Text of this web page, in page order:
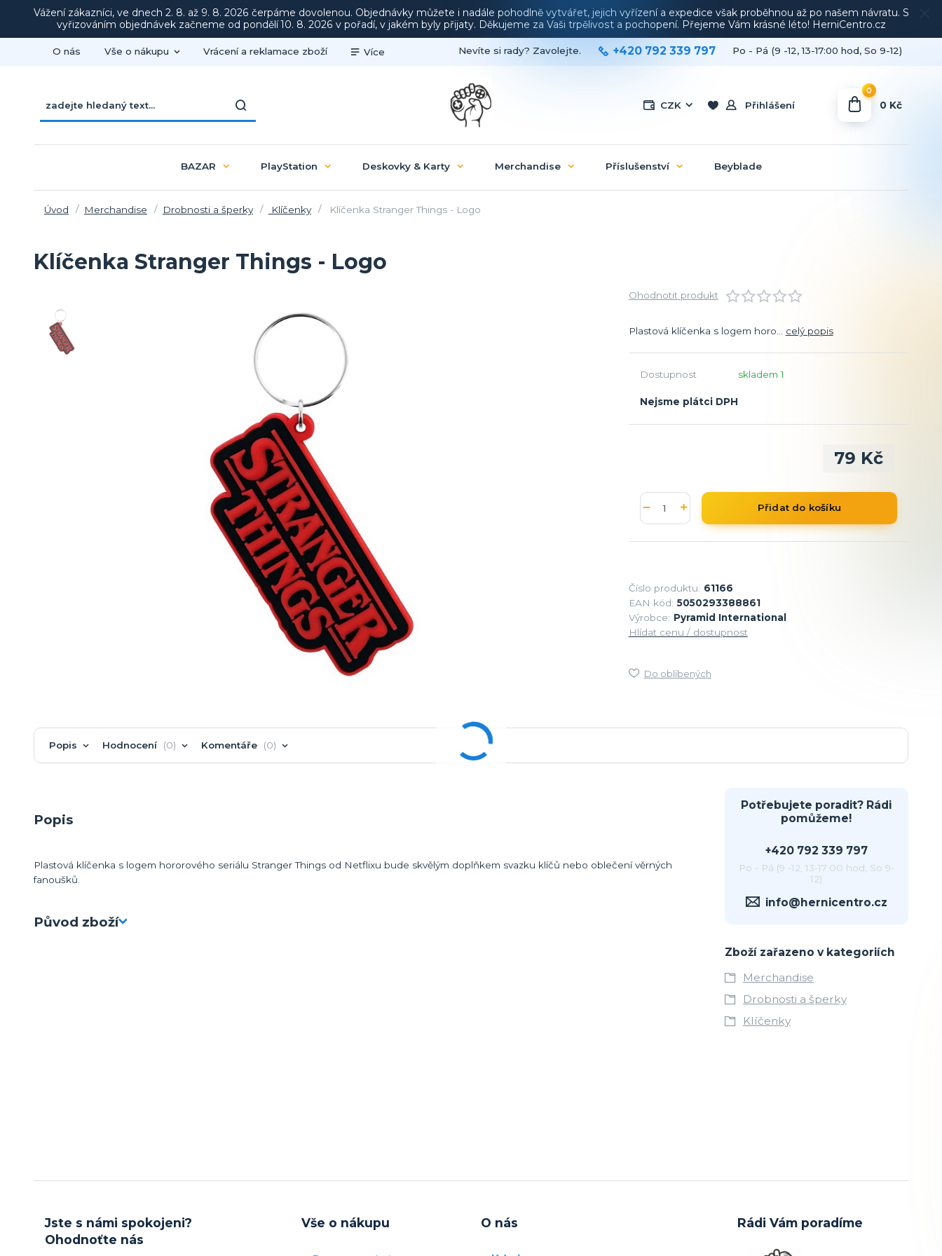
Vážení zákazníci, ve dnech 2. 8. až 9. 8. 2026 čerpáme dovolenou. Objednávky můžete i nadále pohodlně vytvářet, jejich vyřízení a expedice však proběhnou až po našem návratu. S
vyřizováním objednávek začneme od pondělí 10. 8. 2026 v pořadí, v jakém byly přijaty. Děkujeme za Vaši trpělivost a pochopení. Přejeme Vám krásné léto! HerniCentro.cz
O nás Vše o nákupu Vrácení a reklamace zboží Více
CZK Přihlášení
Nevíte si rady? Zavolejte. +420 792 339 797 Po - Pá (9 -12, 13-17:00 hod, So 9-12)
0
0 Kč
BAZAR PlayStation Deskovky & Karty Merchandise Příslušenství Beyblade
Úvod Merchandise Drobnosti a šperky Klíčenky Klíčenka Stranger Things - Logo
Klíčenka Stranger Things - Logo
Ohodnotit produkt
Plastová klíčenka s logem horo... celý popis
Dostupnost skladem 1
Nejsme plátci DPH
79 Kč
Přidat do košíku
Číslo produktu: 61166
EAN kód: 5050293388861
Výrobce: Pyramid International
Hlídat cenu / dostupnost
Do oblíbených
Popis Hodnocení 0 Komentáře 0
Popis
Plastová klíčenka s logem hororového seriálu Stranger Things od Netflixu bude skvělým doplňkem svazku klíčů nebo oblečení věrných
fanoušků.
Původ zboží
Potřebujete poradit? Rádi
pomůžeme!
+420 792 339 797
Po - Pá (9 -12, 13-17:00 hod, So 9-
12)
info@hernicentro.cz
Zboží zařazeno v kategoriích
Merchandise
Drobnosti a šperky
Klíčenky
Jste s námi spokojeni?
Ohodnoťte nás
Vše o nákupu O nás Rádi Vám poradíme